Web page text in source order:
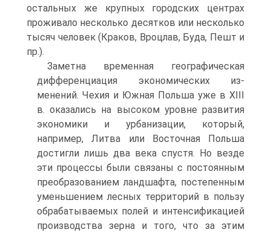
остальных же крупных городских центрах
про­живало несколько десятков или несколько
тысяч человек (Краков, Вроцлав, Буда, Пешт и
пр.).
Заметна временная географическая
дифференциация экономических из­
менений. Чехия и Южная Польша уже в XIII
в. оказались на высоком уровне развития
экономики и урбанизации, который,
например, Литва или Восточная Польша
достигли лишь два века спустя. Но везде
эти процессы были связаны с постоянным
преобразованием ландшафта, постепенным
уменьшением лесных территорий в пользу
обрабатываемых полей и интенсификацией
производства зерна и того, что за этим